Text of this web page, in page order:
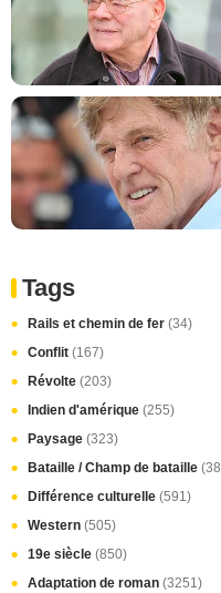
Tags
Rails et chemin de fer (34)
Conflit (167)
Révolte (203)
Indien d'amérique (255)
Paysage (323)
Bataille / Champ de bataille
Différence culturelle (591)
Western (505)
19e siècle (850)
Adaptation de roman (3251)